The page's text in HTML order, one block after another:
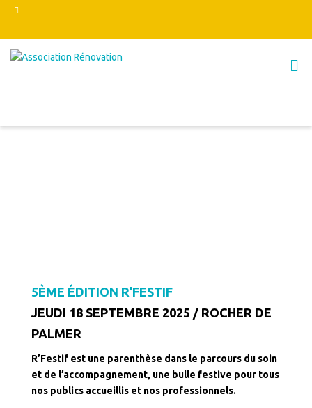
5ÈME ÉDITION R’FESTIF
JEUDI 18 SEPTEMBRE 2025 / ROCHER DE
PALMER
R’Festif est une parenthèse dans le parcours du soin
et de l’accompagnement, une bulle festive pour tous
nos publics accueillis et nos professionnels.